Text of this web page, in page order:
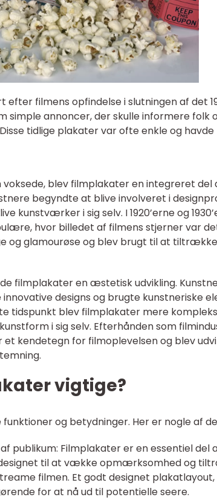
efter filmens opfindelse i slutningen af det
simple annoncer, der skulle informere folk
tidlige plakater var ofte enkle og
blev filmplakater en integreret del
begyndte at blive involveret i
kunstværker i sig selv. I 1920’erne og
hvor billedet af filmens stjerner var
og glamourøse og blev brugt til at
filmplakater en æstetisk udvikling.
designs og brugte kunstneriske
tidspunkt blev filmplakater mere
i sig selv. Efterhånden som
kendetegn for filmoplevelsen og blev
vigtige?
og betydninger. Her er nogle af
publikum: Filmplakater er en essentiel del
til at vække opmærksomhed og
filmen. Et godt designet
for at nå ud til potentielle seere.